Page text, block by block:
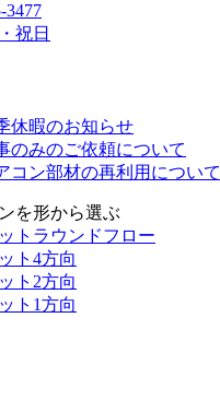
3477
祝日
休暇のお知らせ
のみのご依頼について
コン部材の再利用について
を形から選ぶ
トラウンドフロー
ト4方向
ト2方向
ト1方向